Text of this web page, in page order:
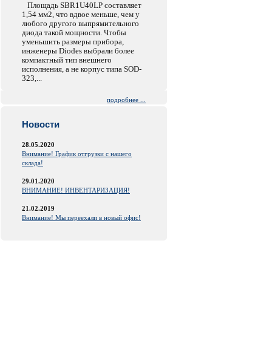
Площадь SBR1U40LP составляет
1,54 мм2, что вдвое меньше, чем у
любого другого выпрямительного
диода такой мощности. Чтобы
уменьшить размеры прибора,
инженеры Diodes выбрали более
компактный тип внешнего
исполнения, а не корпус типа SOD-
323,...
подробнее ...
Новости
28.05.2020
Внимание! График отгрузки с нашего
склада!
29.01.2020
ВНИМАНИЕ! ИНВЕНТАРИЗАЦИЯ!
21.02.2019
Внимание! Мы переехали в новый офис!